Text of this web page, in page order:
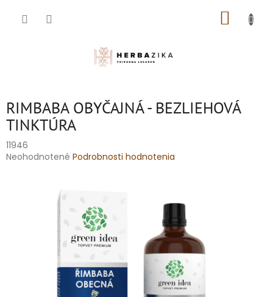
RIMBABA OBYČAJNÁ - BEZLIEHOVÁ
TINKTÚRA
11946
Priemerné
Neohodnotené Podrobnosti hodnotenia